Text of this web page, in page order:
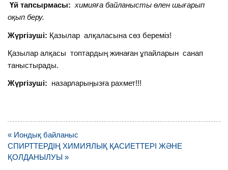
Үй тапсырмасы:химияға байланысты өлен шығарып
оқып беру.
Жүргізуші: Қазылар алқаласына сөз береміз!
Қазылар алқасы топтардың жинаған ұпайларын санап
таныстырады.
Жүргізуші: назарларыңызға рахмет!!!
Навигация
по
записям
« Иондық байланыс
СПИРТТЕРДІҢ ХИМИЯЛЫҚ ҚАСИЕТТЕРІ ЖӘНЕ
ҚОЛДАНЫЛУЫ »